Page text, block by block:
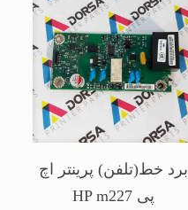
برد خط(تلفن) پرینتر اچ
پی HP m227